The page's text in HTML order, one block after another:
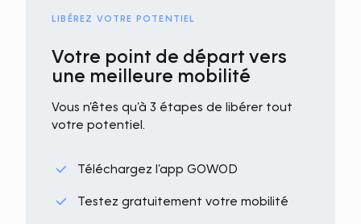
LIBÉREZ VOTRE POTENTIEL
Votre point de départ vers
une meilleure mobilité
Vous n’êtes qu’à 3 étapes de libérer tout
votre potentiel.
Téléchargez l’app GOWOD
Testez gratuitement votre mobilité